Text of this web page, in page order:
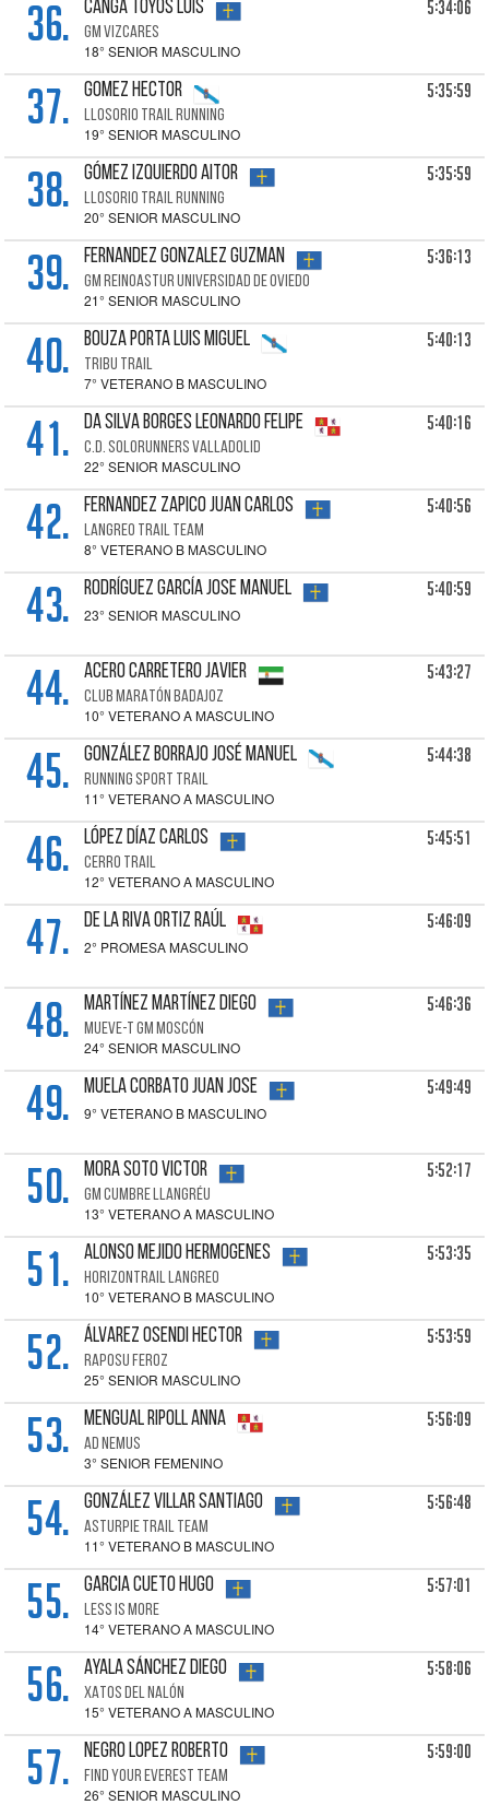
36. CANGA TOYOS Luis
GM VIZCARES
18° SENIOR MASCULINO
5:34:06
37. GOMEZ Hector
LLOSORIO TRAIL RUNNING
19° SENIOR MASCULINO
5:35:59
38. GÓMEZ IZQUIERDO Aitor
LLOSORIO TRAIL RUNNING
20° SENIOR MASCULINO
5:35:59
39. FERNANDEZ GONZALEZ Guzman
GM REINOASTUR UNIVERSIDAD DE OVIEDO
21° SENIOR MASCULINO
5:36:13
40. BOUZA PORTA Luis Miguel
TRIBU TRAIL
7° VETERANO B MASCULINO
5:40:13
41. DA SILVA BORGES Leonardo Felipe
C.D. SOLORUNNERS VALLADOLID
22° SENIOR MASCULINO
5:40:16
42. FERNANDEZ ZAPICO Juan Carlos
LANGREO TRAIL TEAM
8° VETERANO B MASCULINO
5:40:56
43. RODRÍGUEZ GARCÍA Jose Manuel
23° SENIOR MASCULINO
5:40:59
44. ACERO CARRETERO Javier
CLUB MARATÓN BADAJOZ
10° VETERANO A MASCULINO
5:43:27
45. GONZÁLEZ BORRAJO José Manuel
RUNNING SPORT TRAIL
11° VETERANO A MASCULINO
5:44:38
46. LÓPEZ DÍAZ Carlos
CERRO TRAIL
12° VETERANO A MASCULINO
5:45:51
47. DE LA RIVA ORTIZ Raúl
2° PROMESA MASCULINO
5:46:09
48. MARTÍNEZ MARTÍNEZ Diego
MUEVE-T GM MOSCÓN
24° SENIOR MASCULINO
5:46:36
49. MUELA CORBATO Juan Jose
9° VETERANO B MASCULINO
5:49:49
50. MORA SOTO Victor
GM CUMBRE LLANGRÉU
13° VETERANO A MASCULINO
5:52:17
51. ALONSO MEJIDO Hermogenes
HORIZONTRAIL LANGREO
10° VETERANO B MASCULINO
5:53:35
52. ÁLVAREZ OSENDI Hector
RAPOSU FEROZ
25° SENIOR MASCULINO
5:53:59
53. MENGUAL RIPOLL Anna
AD NEMUS
3° SENIOR FEMENINO
5:56:09
54. GONZÁLEZ VILLAR Santiago
ASTURPIE TRAIL TEAM
11° VETERANO B MASCULINO
5:56:48
55. GARCIA CUETO Hugo
LESS IS MORE
14° VETERANO A MASCULINO
5:57:01
56. AYALA SÁNCHEZ Diego
XATOS DEL NALÓN
15° VETERANO A MASCULINO
5:58:06
57. NEGRO LOPEZ Roberto
FIND YOUR EVEREST TEAM
26° SENIOR MASCULINO
5:59:00